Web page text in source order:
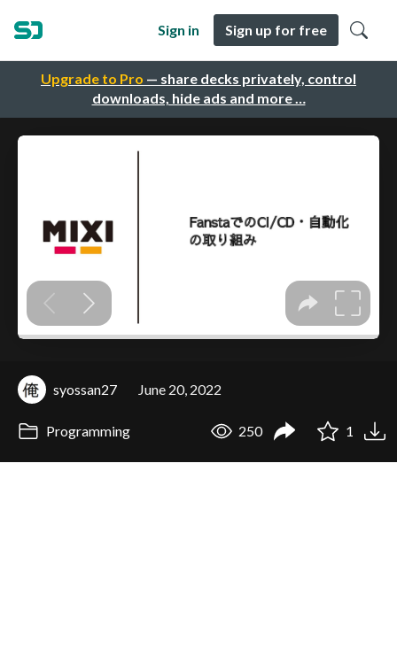
Upgrade to Pro — share decks privately, control
downloads, hide ads and more …
Sign in Sign up for free
syossan27 June 20, 2022
Programming 250 1